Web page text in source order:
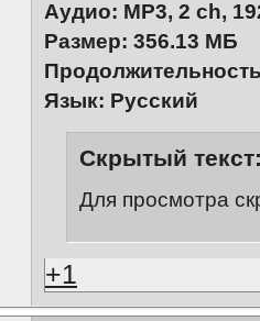
Аудио: MP3, 2 ch,
Размер: 356.13 МБ
Язык: Русский
Скрытый
Для просмотра
+1